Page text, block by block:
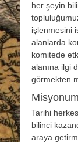
her şeyin
işlenmesini
alanlarda
komitede
alanına ilgi
görmekten
Tarihi
bilinci
araya